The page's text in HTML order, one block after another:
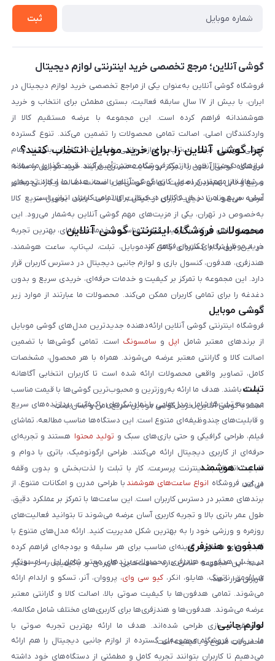
بلاگ
روش بازگردانی کالا
ثبت
گوشی آنلاین؛ مرجع تخصصی خرید اینترنتی لوازم دیجیتال
فروشگاه گوشی آنلاین به‌عنوان یکی از مراجع تخصصی خرید لوازم دیجیتال در
ایران، با بیش از ۱۷ سال سابقه فعالیت، بستری مطمئن برای انتخاب و خرید
هوشمندانه فراهم کرده است. این مجموعه با عرضه مستقیم کالا از
واردکنندگان اصلی، اصالت تمامی محصولات را تضمین می‌کند. تنوع گسترده
گوشی موبایل، تبلت، لپ‌تاپ و لوازم جانبی باعث شده کاربران بتوانند تمام
نیازهای دیجیتال خود را از یک فروشگاه معتبر تأمین کنند. قیمت‌گذاری منصفانه
و شفاف از مهم‌ترین اصول کاری گوشی آنلاین است. هدف ما ایجاد تجربه‌ای
آسان، سریع و امن در خرید کالای دیجیتال برای تمامی کاربران ایرانی است.
چرا گوشی آنلاین را برای خرید موبایل انتخاب کنید؟
فروشگاه گوشی آنلاین با تمرکز بر رضایت مشتری، فرآیند خرید موبایل را ساده،
سریع و قابل اعتماد کرده است. تمامی گوشی‌ها با ضمانت اصالت و گارانتی معتبر
عرضه می‌شوند تا خیال کاربران از کیفیت کالا راحت باشد. تحویل سریع کالا
به‌خصوص در تهران، یکی از مزیت‌های مهم گوشی آنلاین به‌شمار می‌رود. این
مجموعه تلاش می‌کند با ترکیب قیمت مناسب و خدمات حرفه‌ای، بهترین تجربه
خرید موبایل را برای کاربران فراهم کند.
محصولات فروشگاه اینترنتی گوشی آنلاین
در این فروشگاه گستره‌ای کامل از موبایل، تبلت، لپ‌تاپ، ساعت هوشمند،
هندزفری، هدفون، کنسول بازی و لوازم جانبی دیجیتال در دسترس کاربران قرار
دارد. این مجموعه با تمرکز بر کیفیت و خدمات حرفه‌ای، خریدی سریع و بدون
دغدغه را برای تمامی کاربران ممکن می‌کند. محصولات ما عبارتند از موارد زیر
است:
گوشی موبایل
فروشگاه اینترنتی گوشی آنلاین ارائه‌دهنده جدیدترین مدل‌های گوشی موبایل
از برندهای معتبر شامل اپل و سامسونگ است. تمامی گوشی‌ها با تضمین
اصالت کالا و گارانتی معتبر عرضه می‌شوند. همراه با هر محصول، مشخصات
کامل، تصاویر واقعی محصولات ارائه شده است تا کاربران انتخابی آگاهانه
داشته باشند. هدف ما ارائه به‌روزترین و محبوب‌ترین گوشی‌ها با قیمت مناسب
است. با گوشی آنلاین، خرید گوشی موبایل سریع، امن و آسان است.
تبلت
مجموعه تبلت‌ها شامل مدل‌هایی با نمایشگرهای باکیفیت، پردازنده‌های سریع
و قابلیت‌های چندوظیفه‌ای متنوع است. این دستگاه‌ها مناسب مطالعه، تماشای
فیلم، طراحی گرافیکی و حتی بازی‌های سبک و تولید محتوا هستند و تجربه‌ای
حرفه‌ای از کاربری دیجیتال ارائه می‌کنند. طراحی ارگونومیک، باتری با دوام و
قابلیت اتصال به اینترنت پرسرعت، کار با تبلت را لذت‌بخش و بدون وقفه
می‌کند.
ساعت هوشمند
در این فروشگاه انواع ساعت‌های هوشمند با طراحی مدرن و امکانات متنوع، از
برندهای معتبر در دسترس کاربران است. این ساعت‌ها با تمرکز بر عملکرد دقیق،
طول عمر باتری بالا و تجربه کاربری آسان عرضه می‌شوند تا بتوانید فعالیت‌های
روزمره و ورزشی خود را به بهترین شکل مدیریت کنید. ارائه مدل‌های متنوع با
قابلیت‌های متفاوت، گزینه‌ای مناسب برای هر سلیقه و بودجه‌ای فراهم کرده
است. این مجموعه تلاش دارد ساعت‌هایی کاربردی و باکیفیت را در اختیار
کاربران قرار دهد.
هدفون و هندزفری
در بخش هدفون و هندزفری، محصولات برندهای معتبر شامل اپل، سامسونگ،
شیائومی، ناتینگ، هایلو، انکر، کیو سی وای، پرووان، آنر، تسکو و ارلدام ارائه
می‌شوند. تمامی هدفون‌ها با کیفیت صوتی بالا، اصالت کالا و گارانتی معتبر
عرضه می‌شوند. هدفون‌ها و هندزفری‌ها برای کاربری‌های مختلف شامل مکالمه،
موسیقی و بازی طراحی شده‌اند. هدف ما ارائه بهترین تجربه صوتی با
محصولات متنوع و باکیفیت است.
لوازم جانبی
ما در این فروشگاه مجموعه‌ای گسترده از لوازم جانبی دیجیتال را هم ارائه
می‌دهیم تا کاربران بتوانند تجربه کامل و مطمئنی از دستگاه‌های خود داشته